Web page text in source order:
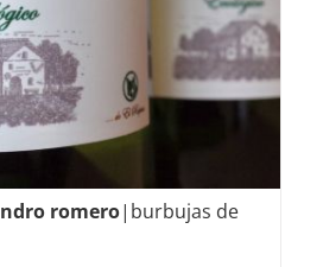
romero|burbujas de